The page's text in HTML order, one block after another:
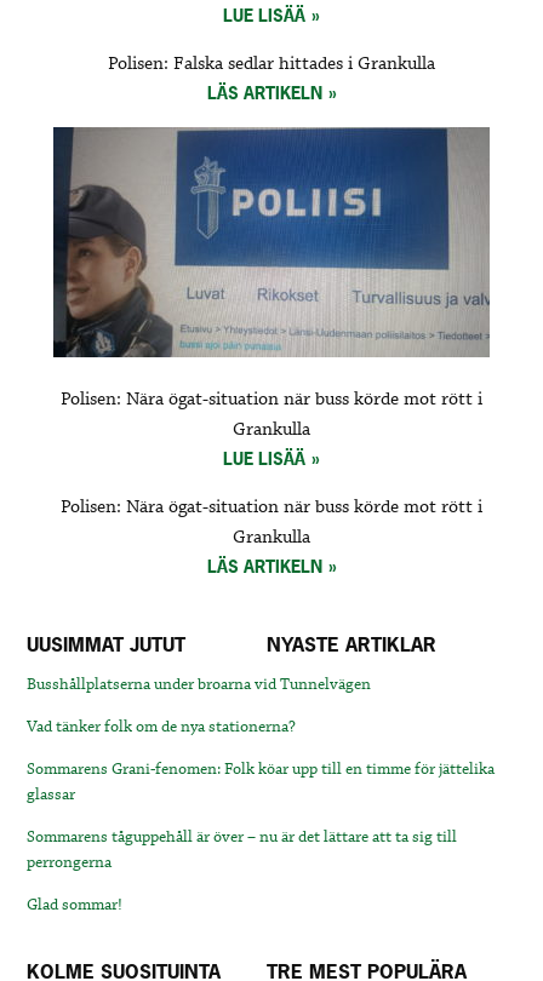
LUE LISÄÄ
Polisen: Falska sedlar hittades i Grankulla
LÄS ARTIKELN
Polisen: Nära ögat-situation när buss körde mot rött i
Grankulla
LUE LISÄÄ
Polisen: Nära ögat-situation när buss körde mot rött i
Grankulla
LÄS ARTIKELN
UUSIMMAT JUTUT NYASTE ARTIKLAR
Busshållplatserna under broarna vid Tunnelvägen
Vad tänker folk om de nya stationerna?
Sommarens Grani-fenomen: Folk köar upp till en timme för jättelika
glassar
Sommarens tåguppehåll är över – nu är det lättare att ta sig till
perrongerna
Glad sommar!
KOLME SUOSITUINTA TRE MEST POPULÄRA